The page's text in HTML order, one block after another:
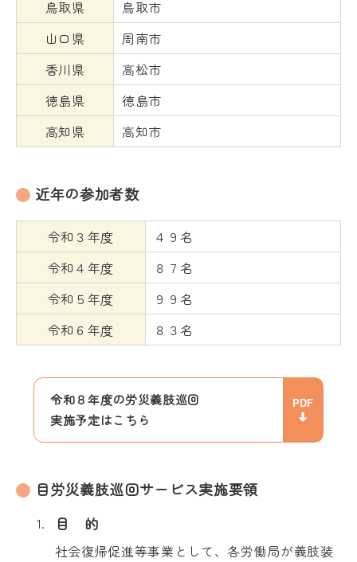
鳥取県
鳥取市
山口県
周南市
香川県
高松市
徳島県
徳島市
高知県
高知市
近年の参加者数
令和３年度
４９名
令和４年度
８７名
令和５年度
９９名
令和６年度
８３名
令和８年度の労災義肢巡回
実施予定はこちら
目労災義肢巡回サービス実施要領
目 的
社会復帰促進等事業として、各労働局が義肢装